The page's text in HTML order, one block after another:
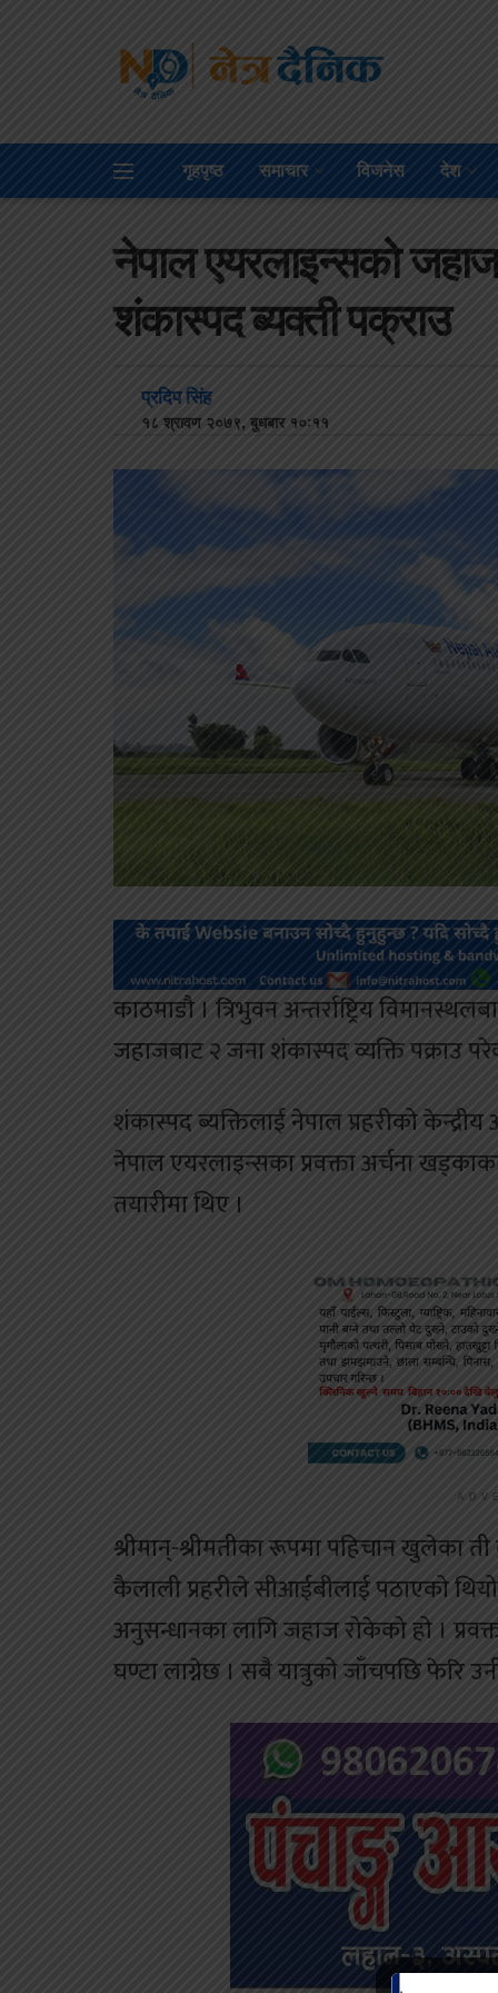
गृहपृष्ठ समाचार विजनेस देश
नेपाल एयरलाइन्सको
शंकास्पद ब्यक्ती पक्राउ
प्रदिप सिंह
१८ श्रावण २०७९, बुधबार १०:११
काठमाडौ । त्रिभुवन अन्तर्राष्ट्रिय
जहाजबाट २ जना शंकास्पद व्यक्ति पक्राउ
शंकास्पद ब्यक्तिलाई नेपाल प्रहरीको
नेपाल एयरलाइन्सका प्रवक्ता अर्चना
तयारीमा थिए ।
श्रीमान्-श्रीमतीका रूपमा पहिचान खुलेका
कैलाली प्रहरीले सीआईबीलाई पठाएको
अनुसन्धानका लागि जहाज रोकेको हो ।
घण्टा लाग्नेछ । सबै यात्रुको जाँचपछि फेरि